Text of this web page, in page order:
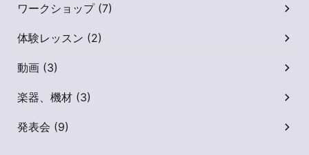
ワークショップ (7)
体験レッスン (2)
動画 (3)
楽器、機材 (3)
発表会 (9)